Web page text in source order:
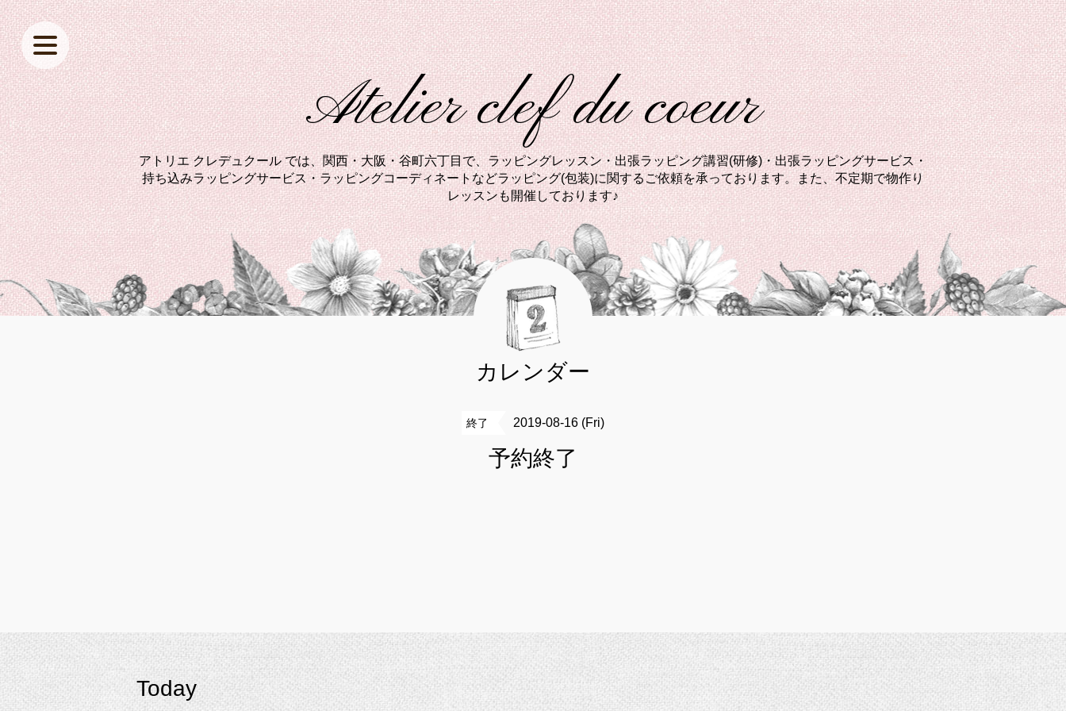
Atelier clef du coeur
アトリエ クレデュクール では、関西・大阪・谷町六丁目で、ラッピングレッスン・出張ラッピング講習(研修)・出張ラッピングサービス・
持ち込みラッピングサービス・ラッピングコーディネートなどラッピング(包装)に関するご依頼を承っております。また、不定期で物作り
レッスンも開催しております♪
カレンダー
終了 2019-08-16 (Fri)
予約終了
Today